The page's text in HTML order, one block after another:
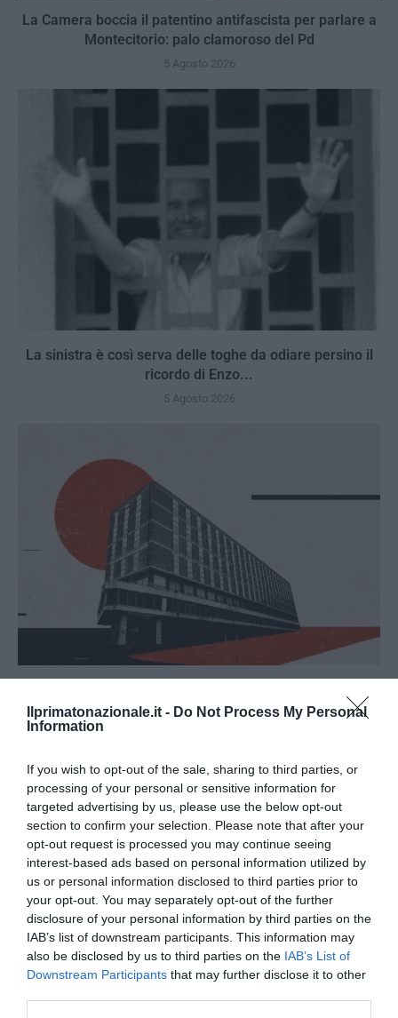
Ilprimatonazionale.it - Do Not Process My Personal
Information
If you wish to opt-out of the sale, sharing to third parties, or
processing of your personal or sensitive information for
targeted advertising by us, please use the below opt-out
section to confirm your selection. Please note that after your
opt-out request is processed you may continue seeing
interest-based ads based on personal information utilized by
us or personal information disclosed to third parties prior to
your opt-out. You may separately opt-out of the further
disclosure of your personal information by third parties on the
IAB’s list of downstream participants. This information may
also be disclosed by us to third parties on the IAB’s List of
Downstream Participants that may further disclose it to other
La Camera boccia il patentino antifascista per parlare a
Montecitorio: palo clamoroso del Pd
5 Agosto 2026
La sinistra è così serva delle toghe da odiare persino il
ricordo di Enzo...
5 Agosto 2026
rossa che fa politica, vende e...